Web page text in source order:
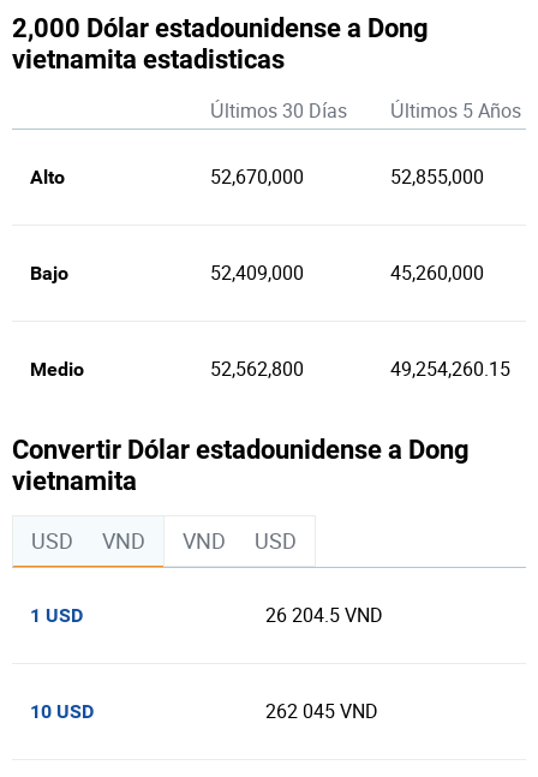
2,000 Dólar estadounidense a Dong
vietnamita estadisticas
Últimos 30 Días Últimos 5 Años
Alto 52,670,000 52,855,000
Bajo 52,409,000 45,260,000
Medio 52,562,800 49,254,260.15
Convertir Dólar estadounidense a Dong
vietnamita
USD VND VND USD
1 USD 26 204.5 VND
10 USD 262 045 VND